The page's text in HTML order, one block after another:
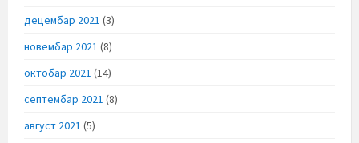
децембар 2021 (3)
новембар 2021 (8)
октобар 2021 (14)
септембар 2021 (8)
август 2021 (5)